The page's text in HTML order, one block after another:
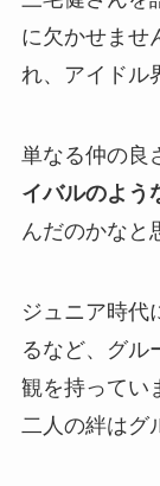
に欠かせませ
れ、アイドル
単なる仲の良
イバルのよう
んだのかなと
ジュニア時代
るなど、グル
観を持ってい
二人の絆はグ